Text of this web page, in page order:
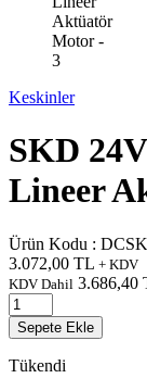
Keskinler
SKD
Lineer
Ürün Kodu :
3.072,00 TL + KDV
KDV Dahil 3.686,40
Sepete Ekle
Tükendi